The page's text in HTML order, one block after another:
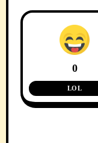
0
LOL